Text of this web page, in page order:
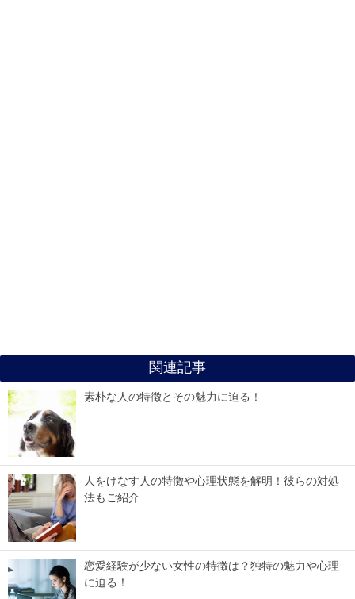
関連記事
素朴な人の特徴とその魅力に迫る！
人をけなす人の特徴や心理状態を解明！彼らの対処
法もご紹介
恋愛経験が少ない女性の特徴は？独特の魅力や心理
に迫る！